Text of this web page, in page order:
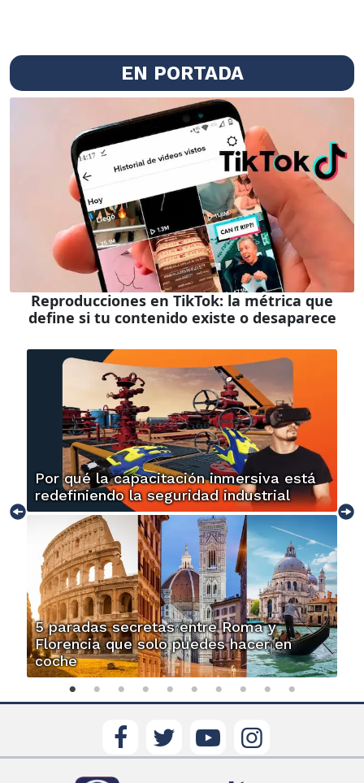
EN PORTADA
Reproducciones en TikTok: la métrica que
define si tu contenido existe o desaparece
Por qué la capacitación inmersiva está
redefiniendo la seguridad industrial
5 paradas secretas entre Roma y
Florencia que solo puedes hacer en
coche